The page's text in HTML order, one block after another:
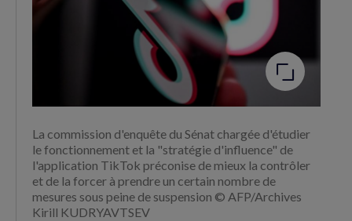
Agrandir
l'image
La commission d'enquête du Sénat chargée d'étudier
le fonctionnement et la "stratégie d'influence" de
l'application TikTok préconise de mieux la contrôler
et de la forcer à prendre un certain nombre de
mesures sous peine de suspension © AFP/Archives
Kirill KUDRYAVTSEV